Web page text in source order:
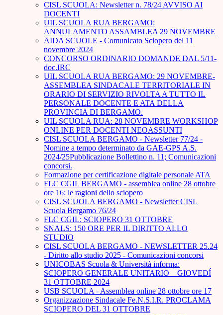
CISL SCUOLA: Newsletter n. 78/24 AVVISO AI
DOCENTI
UIL SCUOLA RUA BERGAMO:
ANNULAMENTO ASSAMBLEA 29 NOVEMBRE
AIDA SCUOLE - Comunicato Sciopero del 11
novembre 2024
CONCORSO ORDINARIO DOMANDE DAL 5/11-
doc.IRC
UIL SCUOLA RUA BERGAMO: 29 NOVEMBRE-
ASSEMBLEA SINDACALE TERRITORIALE IN
ORARIO DI SERVIZIO RIVOLTA A TUTTO IL
PERSONALE DOCENTE E ATA DELLA
PROVINCIA DI BERGAMO.
UIL SCUOLA RUA: 28 NOVEMBRE WORKSHOP
ONLINE PER DOCENTI NEOASSUNTI
CISL SCUOLA BERGAMO - Newsletter 77/24 -
Nomine a tempo determinato da GAE-GPS A.S.
2024/25Pubblicazione Bollettino n. 11; Comunicazioni
concorsi.
Formazione per certificazione digitale personale ATA
FLC CGIL BERGAMO - assemblea online 28 ottobre
ore 16: le ragioni dello sciopero
CISL SCUOLA BERGAMO - Newsletter CISL
Scuola Bergamo 76/24
FLC CGIL: SCIOPERO 31 OTTOBRE
SNALS: 150 ORE PER IL DIRITTO ALLO
STUDIO
CISL SCUOLA BERGAMO - NEWSLETTER 25.24
- Diritto allo studio 2025 - Comunicazioni concorsi
UNICOBAS Scuola & Università informa:
SCIOPERO GENERALE UNITARIO – GIOVEDÍ
31 OTTOBRE 2024
USB SCUOLA - Assemblea online 28 ottobre ore 17
Organizzazione Sindacale Fe.N.S.I.R. PROCLAMA
SCIOPERO DEL 31 OTTOBRE